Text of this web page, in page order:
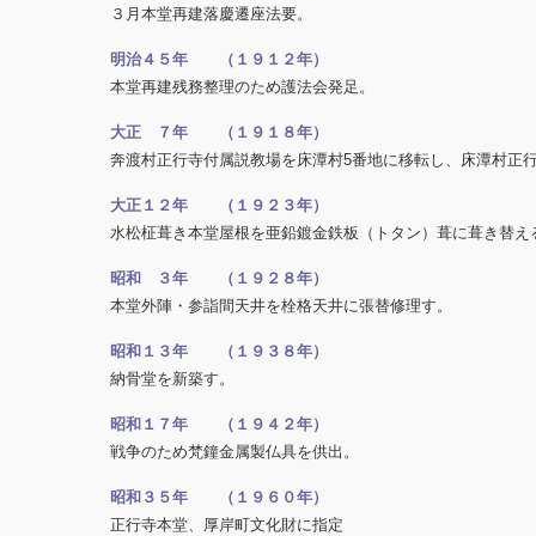
３月本堂再建落慶遷座法要。
明治４５年 （１９１２年）
本堂再建残務整理のため護法会発足。
大正 ７年 （１９１８年）
奔渡村正行寺付属説教場を床潭村5番地に移転し、床潭村正
大正１２年 （１９２３年）
水松柾葺き本堂屋根を亜鉛鍍金鉄板（トタン）葺に葺き替え
昭和 ３年 （１９２８年）
本堂外陣・参詣間天井を栓格天井に張替修理す。
昭和１３年 （１９３８年）
納骨堂を新築す。
昭和１７年 （１９４２年）
戦争のため梵鐘金属製仏具を供出。
昭和３５年 （１９６０年）
正行寺本堂、厚岸町文化財に指定